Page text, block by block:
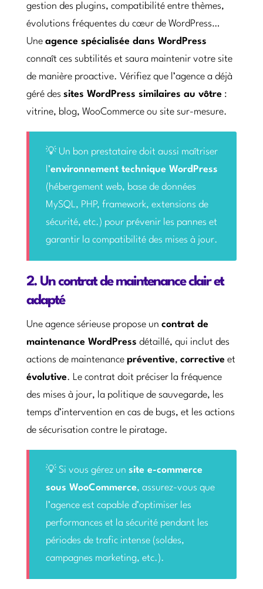
gestion des plugins, compatibilité entre thèmes,
évolutions fréquentes du cœur de WordPress…
Une agence spécialisée dans WordPress
connaît ces subtilités et saura maintenir votre site
de manière proactive. Vérifiez que l’agence a déjà
géré des sites WordPress similaires au vôtre :
vitrine, blog, WooCommerce ou site sur-mesure.
💡 Un bon prestataire doit aussi maîtriser
l’environnement technique WordPress
(hébergement web, base de données
MySQL, PHP, framework, extensions de
sécurité, etc.) pour prévenir les pannes et
garantir la compatibilité des mises à jour.
2. Un contrat de maintenance clair et
adapté
Une agence sérieuse propose un contrat de
maintenance WordPress détaillé, qui inclut des
actions de maintenance préventive, corrective et
évolutive. Le contrat doit préciser la fréquence
des mises à jour, la politique de sauvegarde, les
temps d’intervention en cas de bugs, et les actions
de sécurisation contre le piratage.
💡 Si vous gérez un site e-commerce
sous WooCommerce, assurez-vous que
l’agence est capable d’optimiser les
performances et la sécurité pendant les
périodes de trafic intense (soldes,
campagnes marketing, etc.).